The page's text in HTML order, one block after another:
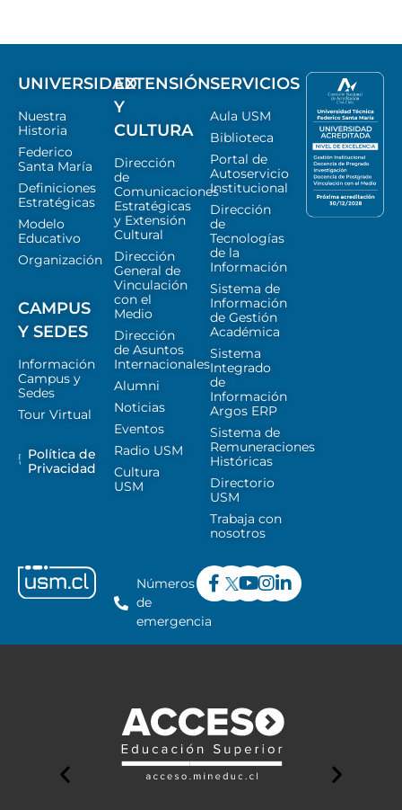
UNIVERSIDAD
Nuestra
Historia
Federico
Santa María
Definiciones
Estratégicas
Modelo
Educativo
Organización
CAMPUS
Y SEDES
Información
Campus y
Sedes
Tour Virtual
Política de
Privacidad
EXTENSIÓN
Y
CULTURA
Dirección
de
Comunicaciones
Estratégicas
y Extensión
Cultural
Dirección
General de
Vinculación
con el
Medio
Dirección
de Asuntos
Internacionales
Alumni
Noticias
Eventos
Radio USM
Cultura
USM
SERVICIOS
Aula USM
Biblioteca
Portal de
Autoservicio
Institucional
Dirección
de
Tecnologías
de la
Información
Sistema de
Información
de Gestión
Académica
Sistema
Integrado
de
Información
Argos ERP
Sistema de
Remuneraciones
Históricas
Directorio
USM
Trabaja con
nosotros
Números
de
emergencia